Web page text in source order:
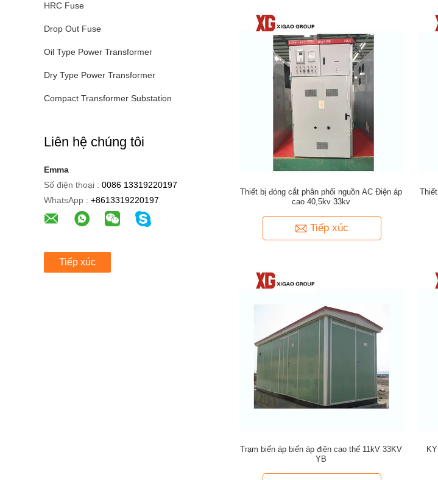
HRC Fuse
Drop Out Fuse
Oil Type Power Transformer
Dry Type Power Transformer
Compact Transformer Substation
Liên hệ chúng tôi
Emma
Số điện thoại : 0086 13319220197
WhatsApp : +8613319220197
Tiếp xúc
Thiết bị đóng cắt phân phối nguồn AC Điện áp
cao 40,5kv 33kv
Tiếp xúc
Trạm biến áp biến áp điện cao thế 11kV 33KV
YB